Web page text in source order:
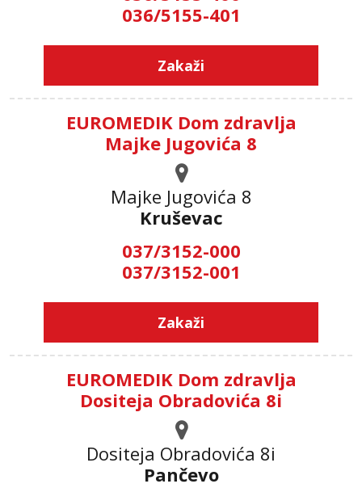
036/5155-401
Zakaži
EUROMEDIK Dom zdravlja
Majke Jugovića 8
Majke Jugovića 8
Kruševac
037/3152-000
037/3152-001
Zakaži
EUROMEDIK Dom zdravlja
Dositeja Obradovića 8i
Dositeja Obradovića 8i
Pančevo